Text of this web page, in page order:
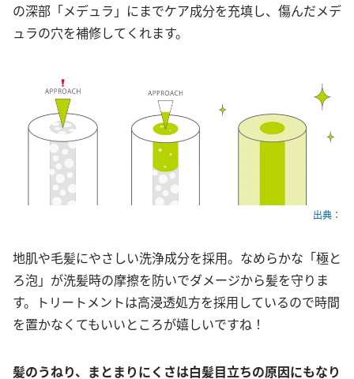
の深部「メデュラ」にまでケア成分を充填し、傷んだメデ
ュラの穴を補修してくれます。
出典：
地肌や毛髪にやさしい洗浄成分を採用。なめらかな「極と
ろ泡」が洗髪時の摩擦を防いでダメージから髪を守りま
す。トリートメントは高浸透処方を採用しているので時間
を置かなくてもいいところが嬉しいですね！
髪のうねり、まとまりにくさは白髪目立ちの原因にもなり